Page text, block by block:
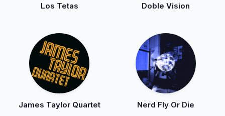
Los Tetas Doble Vision
James Taylor Quartet Nerd Fly Or Die